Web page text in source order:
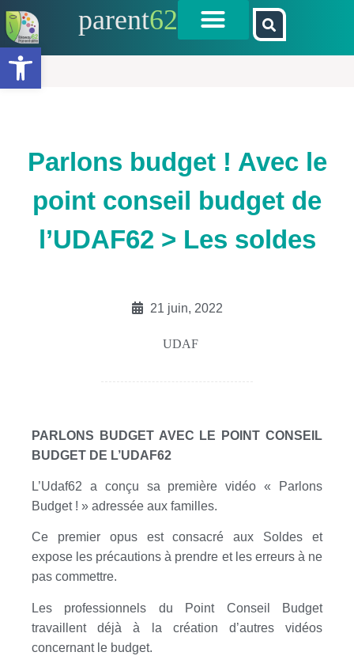
Ouvrir la barre d’outils
parent62
Parlons budget ! Avec le
point conseil budget de
l’UDAF62 > Les soldes
21 juin, 2022
UDAF
PARLONS BUDGET AVEC LE POINT CONSEIL
BUDGET DE L’UDAF62
L’Udaf62 a conçu sa première vidéo « Parlons
Budget ! » adressée aux familles.
Ce premier opus est consacré aux Soldes et
expose les précautions à prendre et les erreurs à ne
pas commettre.
Les professionnels du Point Conseil Budget
travaillent déjà à la création d’autres vidéos
concernant le budget.